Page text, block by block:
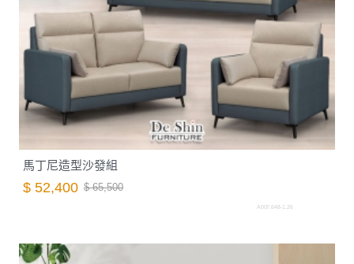
馬丁尼造型沙發組
$ 52,400 $ 65,500
A007.648-1.26